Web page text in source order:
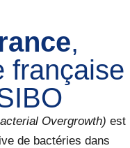
,
française
Overgrowth) est
de bactéries dans